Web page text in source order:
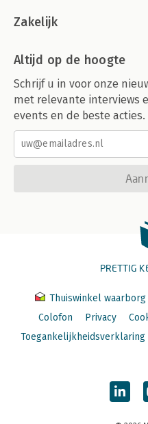
Zakelijk
Altijd op de hoogte
Schrijf u in voor onze
met relevante interviews
events en de beste acties.
PRETTIG
Thuiswinkel waarborg
Colofon
Privacy
Toegankelijkheidsverklaring